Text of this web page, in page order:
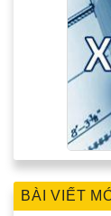
BÀI VIẾT